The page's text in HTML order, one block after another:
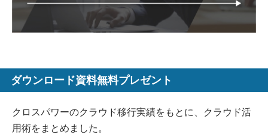
ダウンロード資料無料プレゼント
クロスパワーのクラウド移行実績をもとに、クラウド活
用術をまとめました。